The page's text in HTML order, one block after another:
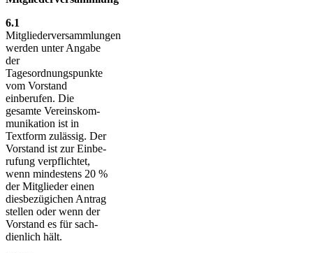
6.1
Mitgliederversammlungen
werden unter Angabe
der
Tagesordnungspunkte
vom Vorstand
einberufen. Die
gesamte Vereins­kom­
mu­ni­kation ist in
Textform zulässig. Der
Vorstand ist zur Ein­be­
rufung verpflichtet,
wenn mindestens 20 %
der Mitglieder einen
dies­be­züg­ichen An­trag
stellen oder wenn der
Vorstand es für sach­
dienlich hält.